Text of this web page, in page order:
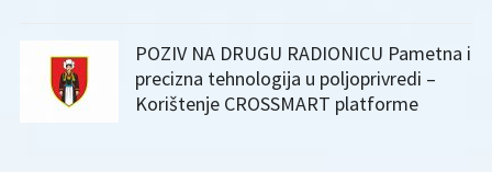
POZIV NA DRUGU RADIONICU Pametna i
precizna tehnologija u poljoprivredi –
Korištenje CROSSMART platforme